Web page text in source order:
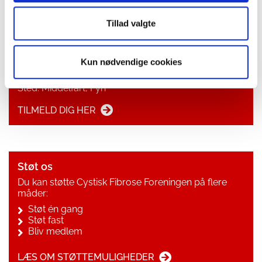
Tillad valgte
Kun nødvendige cookies
Dato: 12-14. september 2025
Sted: Middelfart, Fyn
TILMELD DIG HER
Støt os
Du kan støtte Cystisk Fibrose Foreningen på flere
måder:
Støt én gang
Støt fast
Bliv medlem
LÆS OM STØTTEMULIGHEDER